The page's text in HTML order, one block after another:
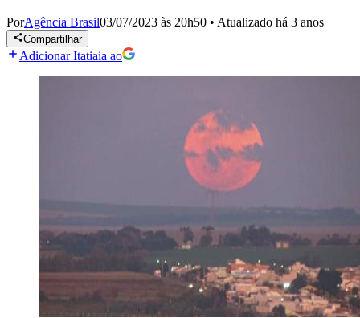
PorAgência Brasil03/07/2023 às 20h50 • Atualizado há 3 anos
Compartilhar
Adicionar Itatiaia ao